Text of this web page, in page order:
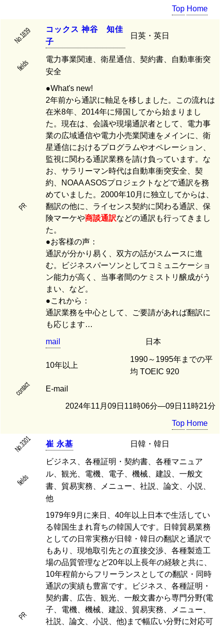
Top Home
No.1839 コ ッ ク ス 神谷 知佳
子
日英・英日
fields
電力事業関連、衛星通信、契約書、自動車衝突
安全
PR
●What's new!
2年前から通訳に軸足を移しました。この流れは
在米8年、2014年に帰国してから始まりまし
た。現在は、会議や現場通訳者として、電力事
業の広域通信や電力小売業関連をメインに、衛
星通信におけるプログラムやオペレーション、
監視に関わる通訳業務を請け負っています。な
お、サラリーマン時代は自動車衝突安全、契
約、NOAA ASOSプロジェクトなどで通訳を務
めていました。2000年10月に独立してからは、
翻訳の他に、ライセンス契約に関わる通訳、保
険マーケや商談通訳などの通訳も行ってきまし
た。
●お客様の声：
通訳が分かり易く、双方の話がスムースに進
む。ビジネスパーソンとしてコミュニケーショ
ン能力が高く、当事者間のケミストリ醸成がう
まい、など。
●これから：
通訳業務を中心として、ご要請があれば翻訳に
も応じます…
mail 日本
10年以上
1990～1995年までの平
均 TOEIC 920
contact E-mail
2024年11月09日11時06分―09日11時21分
Top Home
No.3301 崔 永基 日韓・韓日
fields
ビジネス、各種証明・契約書、各種マニュア
ル、観光、電機、電子、機械、建設、一般文
書、貿易実務、メニュー、社説、論文、小説、
他
PR
1979年9月に来日、40年以上日本で生活してい
る韓国生まれ育ちの韓国人です。日韓貿易業務
としての日常実務が日韓・韓日の翻訳と通訳で
もあり、現地取引先との直接交渉、各種製造工
場の品質管理など20年以上長年の経験と共に、
10年程前からフリーランスとしての翻訳・同時
通訳の実績も豊富です。ビジネス、各種証明・
契約書、広告、観光、一般文書から専門分野(電
子、電機、機械、建設、貿易実務、メニュー、
社説、論文、小説、他)まで幅広い分野に対応可